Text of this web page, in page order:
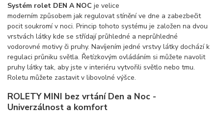
Systém rolet DEN A NOC je velice
moderním způsobem jak regulovat stínění ve dne a zabezbečit
pocit soukromí v noci. Princip tohoto systému je založen na dvou
vrstvách látky kde se střídají průhledné a neprůhledné
vodorovné motivy či pruhy. Navíjením jedné vrstvy látky dochází k
regulaci průniku světla. Řetízkovým ovládáním si můžete navolit
pruhy látky tak, aby jste v interiéru vytvořili světlo nebo tmu.
Roletu můžete zastavit v libovolné výšce.
ROLETY MINI bez vrtání Den a Noc -
Univerzálnost a komfort